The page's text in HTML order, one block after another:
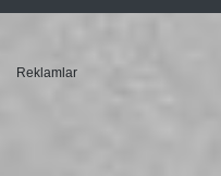
Reklamlar